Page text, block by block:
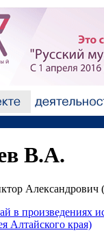
В.А.
Александрович
в произведениях
Алтайского края)